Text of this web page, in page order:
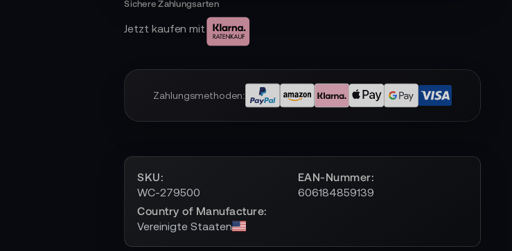
Jetzt kaufen mit
Zahlungsmethoden:
SKU
WC-279500
EAN-Nummer
606184859139
Country of Manufacture
Vereinigte Staaten